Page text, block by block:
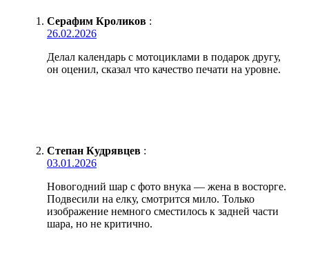
Серафим Кроликов :
26.02.2026
Делал календарь с мотоциклами в подарок другу,
он оценил, сказал что качество печати на уровне.
Степан Кудрявцев :
03.01.2026
Новогодний шар с фото внука — жена в восторге.
Подвесили на елку, смотрится мило. Только
изображение немного сместилось к задней части
шара, но не критично.